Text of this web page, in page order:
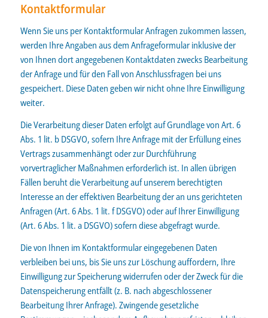
Kontaktformular
Wenn Sie uns per Kontaktformular Anfragen zukommen lassen,
werden Ihre Angaben aus dem Anfrageformular inklusive der
von Ihnen dort angegebenen Kontaktdaten zwecks Bearbeitung
der Anfrage und für den Fall von Anschlussfragen bei uns
gespeichert. Diese Daten geben wir nicht ohne Ihre Einwilligung
weiter.
Die Verarbeitung dieser Daten erfolgt auf Grundlage von Art. 6
Abs. 1 lit. b DSGVO, sofern Ihre Anfrage mit der Erfüllung eines
Vertrags zusammenhängt oder zur Durchführung
vorvertraglicher Maßnahmen erforderlich ist. In allen übrigen
Fällen beruht die Verarbeitung auf unserem berechtigten
Interesse an der effektiven Bearbeitung der an uns gerichteten
Anfragen (Art. 6 Abs. 1 lit. f DSGVO) oder auf Ihrer Einwilligung
(Art. 6 Abs. 1 lit. a DSGVO) sofern diese abgefragt wurde.
Die von Ihnen im Kontaktformular eingegebenen Daten
verbleiben bei uns, bis Sie uns zur Löschung auffordern, Ihre
Einwilligung zur Speicherung widerrufen oder der Zweck für die
Datenspeicherung entfällt (z. B. nach abgeschlossener
Bearbeitung Ihrer Anfrage). Zwingende gesetzliche